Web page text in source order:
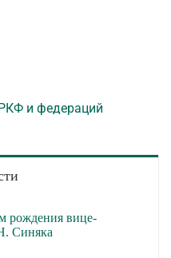
и федераций
рождения вице-
Синяка